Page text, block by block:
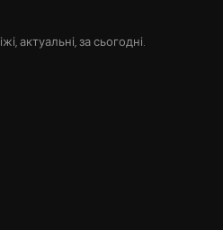
актуальні, за сьогодні.